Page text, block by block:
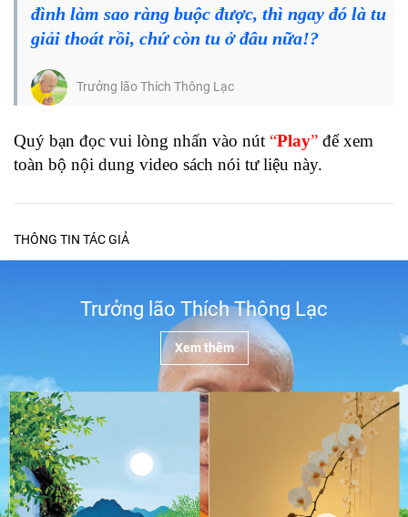
đình làm sao ràng buộc được, thì ngay đó là tu
giải thoát rồi, chứ còn tu ở đâu nữa!?
Trưởng lão Thích Thông Lạc
Quý bạn đọc vui lòng nhấn vào nút “Play” để xem
toàn bộ nội dung video sách nói tư liệu này.
THÔNG TIN TÁC GIẢ
Trưởng lão Thích Thông Lạc
Xem thêm